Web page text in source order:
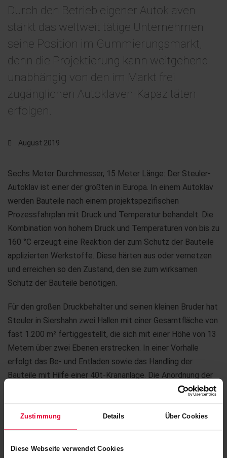
Zustimmung Details Über Cookies
Diese Webseite verwendet Cookies
Durch den Betrieb eigener Autoklaven
stärkt das weltweit tätige Unternehmen
seine Position im Gummierungsmarkt,
denn die Projektierung kann weitgehend
unabhängig von den im Markt frei
zugänglichen Autoklaven-Kapazitäten
erfolgen.
August 2019
Sechs Meter Durchmesser, 15 Meter Länge: Der Steuler-
Autoklav ist einer der größten in Europa. In einem Autoklav
werden Bauteile nach einem projektspezifischen
Prozessfahrplan mit Druck und Temperatur behandelt. Die
Kombination von hohem Druck und Temperaturen von bis zu
160 °C erzeugt eine Reaktion der zum Schutz der Bauteile
applizierten Werkstoffe. Diese härten aus oder vernetzen
und erreichen so den Zustand, den sie zum wirksamen
Schutz der Bauteile benötigen.
Für den großen Druckbehälter und seinen kleinen Bruder hat
Steuler in Siershahn zwei Hallen mit einer Gesamtfläche von
fast 1.200 m² fertiggestellt, die sich mit einer Höhe von 13
Metern über zwei Ebenen erstrecken. In einer Vorhalle
erfolgt das Be- und Entladen sowie das Handling der
Bauteile mit Hilfe einer 40t-Krananlage. Die Anordnung der
beiden Hallen auf dem 8.000 m² großen Grundstück
erfolgte so, dass zukünftige Erweiterungen und Anbauten
möglich sind.
auch eine hohe Flexibilität bei der Größe der zu